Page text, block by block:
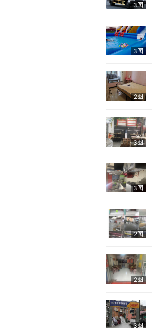
3图
3图
2图
3图
3图
2图
2图
3图